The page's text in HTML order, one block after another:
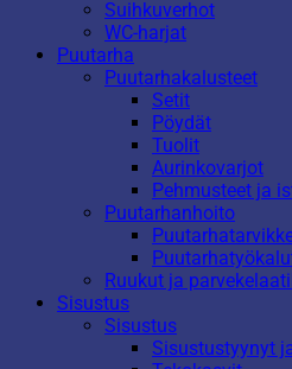
Suihkuverhot
WC-harjat
Puutarha
Puutarhakalusteet
Setit
Pöydät
Tuolit
Aurinkovarjot
Pehmusteet ja
Puutarhanhoito
Ruukut ja
Sisustus
Sisustus
Sisustustyynyt